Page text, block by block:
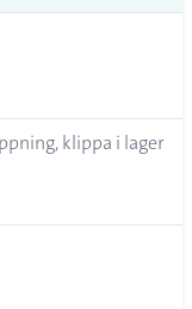
klippa i lager